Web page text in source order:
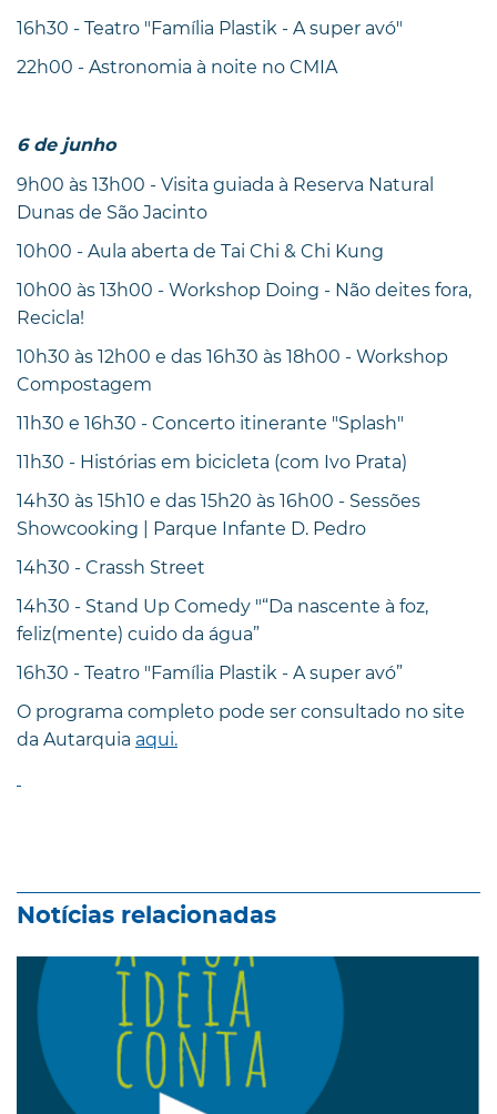
16h30 - Teatro "Família Plastik - A super avó"
22h00 - Astronomia à noite no CMIA
6 de junho
9h00 às 13h00 - Visita guiada à Reserva Natural
Dunas de São Jacinto
10h00 - Aula aberta de Tai Chi & Chi Kung
10h00 às 13h00 - Workshop Doing - Não deites fora,
Recicla!
10h30 às 12h00 e das 16h30 às 18h00 - Workshop
Compostagem
11h30 e 16h30 - Concerto itinerante "Splash"
11h30 - Histórias em bicicleta (com Ivo Prata)
14h30 às 15h10 e das 15h20 às 16h00 - Sessões
Showcooking | Parque Infante D. Pedro
14h30 - Crassh Street
14h30 - Stand Up Comedy "“Da nascente à foz,
feliz(mente) cuido da água”
16h30 - Teatro "Família Plastik - A super avó”
O programa completo pode ser consultado no site
da Autarquia aqui.
Notícias relacionadas